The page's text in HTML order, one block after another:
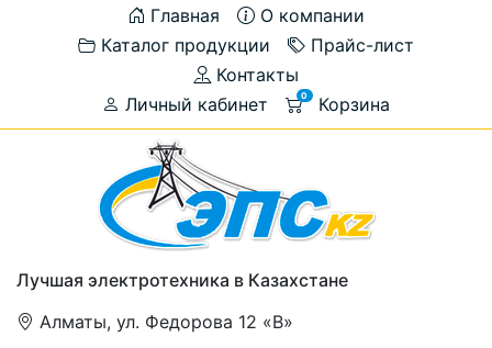
Главная
О компании
Каталог продукции
Прайс-лист
Контакты
Личный кабинет
0 Корзина
Лучшая электротехника в Казахстане
Алматы, ул. Федорова 12 «В»